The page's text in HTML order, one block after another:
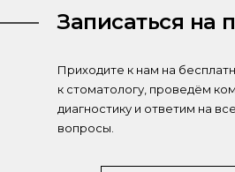
Приходите к нам на
к стоматологу, проведём
диагностику и ответим на
вопросы.
Записаться на